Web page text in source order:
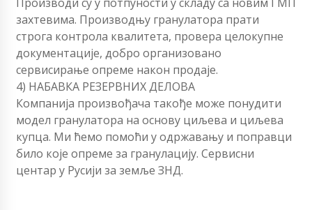
захтевима. Производњу гранулатора прати
строга контрола квалитета, провера целокупне
документације, добро организовано
сервисирање опреме након продаје.
4) НАБАВКА РЕЗЕРВНИХ ДЕЛОВА
Компанија произвођача такође може понудити
модел гранулатора на основу циљева и циљева
купца. Ми ћемо помоћи у одржавању и поправци
било које опреме за гранулацију. Сервисни
центар у Русији за земље ЗНД.